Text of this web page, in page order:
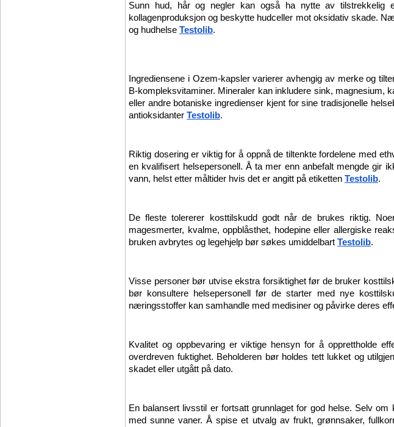
Sunn hud, hår og negler kan også ha nytte av tilstrekkelig
kollagenproduksjon og beskytte hudceller mot oksidativ skade.
og hudhelse Testolib.
Ingrediensene i Ozem-kapsler varierer avhengig av merke og
B-kompleksvitaminer. Mineraler kan inkludere sink, magnesium,
eller andre botaniske ingredienser kjent for sine tradisjonelle
antioksidanter Testolib.
Riktig dosering er viktig for å oppnå de tiltenkte fordelene med
en kvalifisert helsepersonell. Å ta mer enn anbefalt mengde gir
vann, helst etter måltider hvis det er angitt på etiketten Testolib.
De fleste tolererer kosttilskudd godt når de brukes riktig.
magesmerter, kvalme, oppblåsthet, hodepine eller allergiske
bruken avbrytes og legehjelp bør søkes umiddelbart Testolib.
Visse personer bør utvise ekstra forsiktighet før de bruker
bør konsultere helsepersonell før de starter med nye
næringsstoffer kan samhandle med medisiner og påvirke deres
Kvalitet og oppbevaring er viktige hensyn for å opprettholde
overdreven fuktighet. Beholderen bør holdes tett lukket og
skadet eller utgått på dato.
En balansert livsstil er fortsatt grunnlaget for god helse. Selv
med sunne vaner. Å spise et utvalg av frukt, grønnsaker,